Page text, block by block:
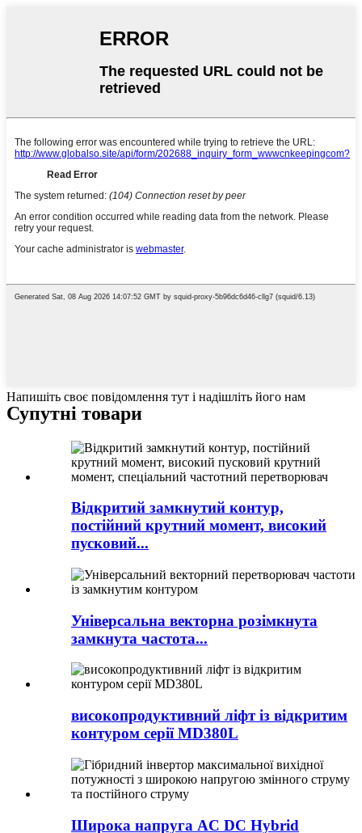
Напишіть своє повідомлення тут і надішліть його нам
Супутні товари
Відкритий замкнутий контур,
постійний крутний момент, високий
пусковий...
Універсальна векторна розімкнута
замкнута частота...
високопродуктивний ліфт із відкритим
контуром серії MD380L
Широка напруга AC DC Hybrid